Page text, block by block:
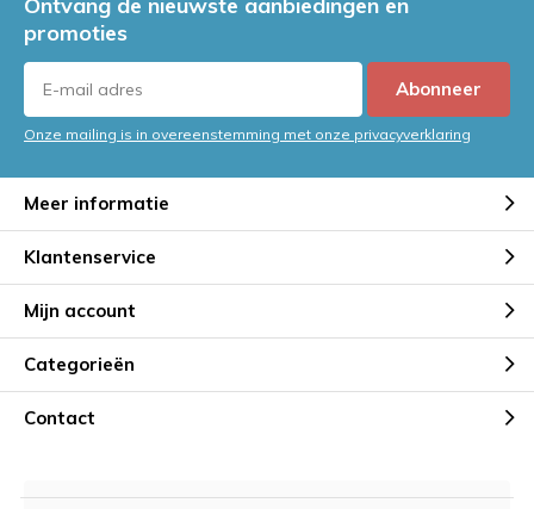
promoties
Abonneer
Onze mailing is in overeenstemming met onze privacyverklaring
Meer informatie
Klantenservice
Mijn account
Categorieën
Contact